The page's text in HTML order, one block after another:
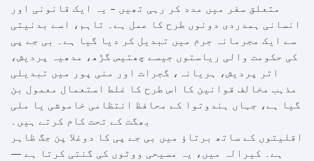
متعلق سفر میں مدد کر رہی تھیں – یہ ایک قانونی اور
انسانی ہمدردی دونوں طرح کا عمل ہے۔ تاہم، اسے بدنیتی
سے ایک مجرمانہ جرم میں تبدیل کر دیا گیا ہے۔ بی جے پی
کی حکومت والی ریاستوں جیسے چھتیس گڑھ، مدھیہ پردیش،
اتر پردیش، ہریانہ، گجرات اور منی پور میں تبدیلی
مذہب مخالف قوانین کا اس طرح کا غلط استعمال معمول بن
گیا ہے، جہاں ہندوتوا کے محافظ انتظامی خاموشی یا ملی
بھگت کے تحت کام کرتے ہیں۔
اقلیتوں کے ساتھ برتاؤ میں بی جے پی کا دوغلا پن جگ ظاہر
ہے۔ کیرالہ میں، یہ مسیحی ووٹوں کی گنتی کرتا ہے —